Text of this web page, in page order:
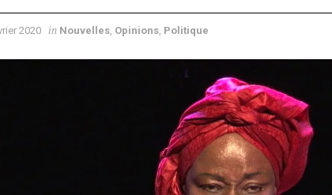
2020 in Nouvelles, Opinions, Politique